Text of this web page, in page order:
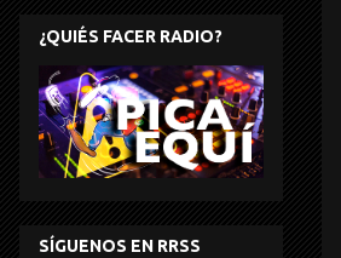
¿QUIÉS FACER RADIO?
SÍGUENOS EN RRSS